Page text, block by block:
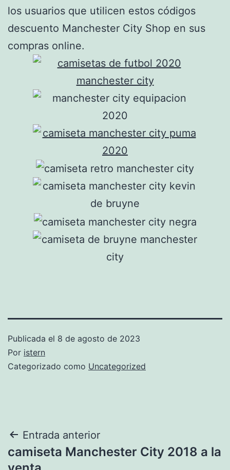
los usuarios que utilicen estos códigos
descuento Manchester City Shop en sus
compras online.
Publicada el 8 de agosto de 2023
Por istern
Categorizado como Uncategorized
Navegación
de
Entrada anterior
camiseta Manchester City 2018 a la